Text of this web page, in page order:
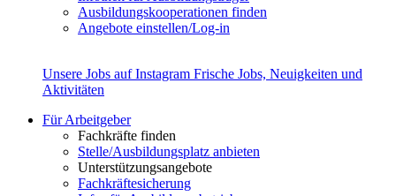
Ausbildungskooperationen finden
Angebote einstellen/Log-in
Unsere Jobs auf Instagram Frische Jobs, Neuigkeiten und
Aktivitäten
Für Arbeitgeber
Fachkräfte finden
Stelle/Ausbildungsplatz anbieten
Unterstützungsangebote
Fachkräftesicherung